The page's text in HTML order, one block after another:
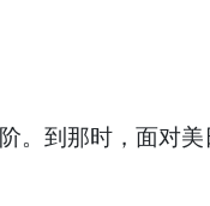
到那时，面对